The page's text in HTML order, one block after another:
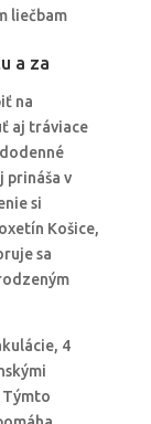
liečbam
a za
na
aj tráviace
prináša v
si
Košice,
sa
4
Týmto